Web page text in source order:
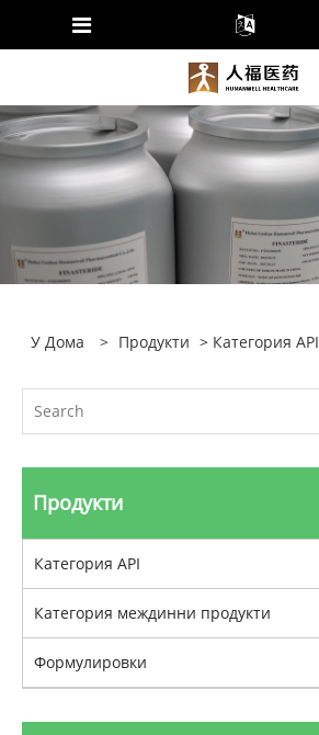
У Дома > Продукти > Категория API
Продукти
Категория API
Категория междинни продукти
Формулировки